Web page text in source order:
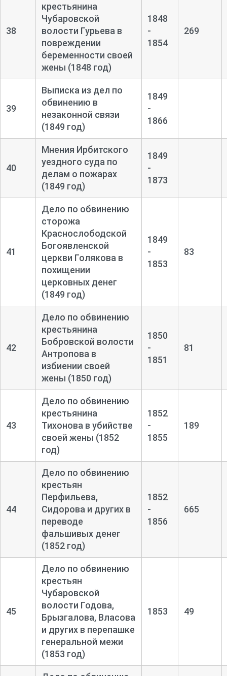
38
крестьянина
Чубаровской
волости Гурьева в
повреждении
беременности своей
жены (1848 год)
1848
-
1854
269
39
Выписка из дел по
обвинению в
незаконной связи
(1849 год)
1849
-
1866
40
Мнения Ирбитского
уездного суда по
делам о пожарах
(1849 год)
1849
-
1873
41
Дело по обвинению
сторожа
Краснослободской
Богоявленской
церкви Голякова в
похищении
церковных денег
(1849 год)
1849
-
1853
83
42
Дело по обвинению
крестьянина
Бобровской волости
Антропова в
избиении своей
жены (1850 год)
1850
-
1851
81
43
Дело по обвинению
крестьянина
Тихонова в убийстве
своей жены (1852
год)
1852
-
1855
189
44
Дело по обвинению
крестьян
Перфильева,
Сидорова и других в
переводе
фальшивых денег
(1852 год)
1852
-
1856
665
45
Дело по обвинению
крестьян
Чубаровской
волости Годова,
Брызгалова, Власова
и других в перепашке
генеральной межи
(1853 год)
1853 49